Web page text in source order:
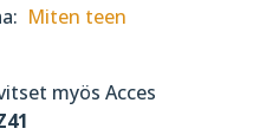
Miten teen
myös Acces